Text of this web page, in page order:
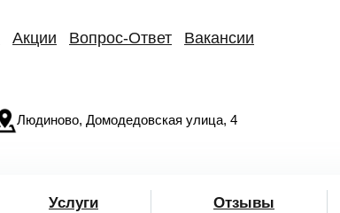
Акции Вопрос-Ответ Вакансии
Людиново, Домодедовская улица, 4
Услуги Отзывы